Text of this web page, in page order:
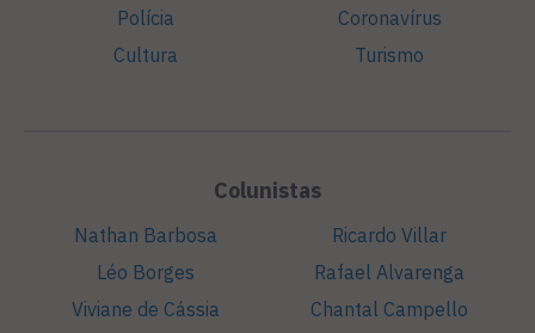
Polícia
Cultura
Coronavírus
Turismo
Colunistas
Nathan Barbosa
Léo Borges
Viviane de Cássia
Ricardo Villar
Rafael Alvarenga
Chantal Campello